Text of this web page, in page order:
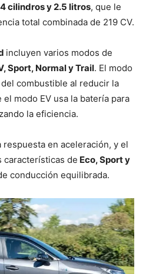
cilindros y 2.5 litros, que le
total combinada de 219 CV.
incluyen varios modos de
Sport, Normal y Trail. El modo
combustible al reducir la
modo EV usa la batería para
la eficiencia.
respuesta en aceleración, y el
características de Eco, Sport y
conducción equilibrada.